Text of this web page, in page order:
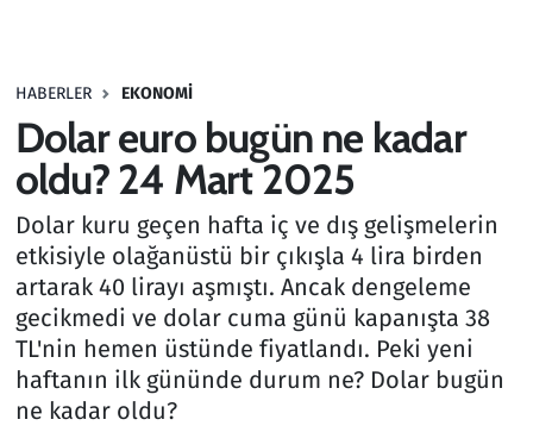
HABERLER EKONOMI
Dolar euro bugün ne kadar
oldu? 24 Mart 2025
Dolar kuru geçen hafta iç ve dış gelişmelerin
etkisiyle olağanüstü bir çıkışla 4 lira birden
artarak 40 lirayı aşmıştı. Ancak dengeleme
gecikmedi ve dolar cuma günü kapanışta 38
TL'nin hemen üstünde fiyatlandı. Peki yeni
haftanın ilk gününde durum ne? Dolar bugün
ne kadar oldu?
Haber
Kültür Sanat
Kurumsal Haberler
Lezzet Durağı
Memur ve Kamu
Otomobil